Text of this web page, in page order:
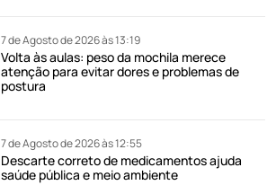
7 de Agosto de 2026 às 13:19
Volta às aulas: peso da mochila merece
atenção para evitar dores e problemas de
postura
7 de Agosto de 2026 às 12:55
Descarte correto de medicamentos ajuda
saúde pública e meio ambiente